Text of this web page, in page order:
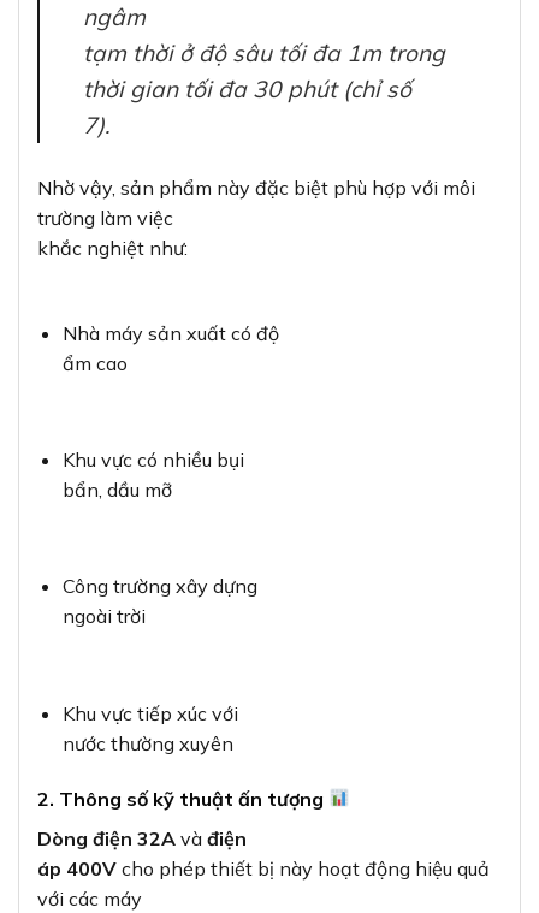
ngâm
tạm thời ở độ sâu tối đa 1m trong
thời gian tối đa 30 phút (chỉ số
7).
Nhờ vậy, sản phẩm này đặc biệt phù hợp với môi
trường làm việc
khắc nghiệt như:
Nhà máy sản xuất có độ
ẩm cao
Khu vực có nhiều bụi
bẩn, dầu mỡ
Công trường xây dựng
ngoài trời
Khu vực tiếp xúc với
nước thường xuyên
2. Thông số kỹ thuật ấn tượng
Dòng điện 32A và điện
áp 400V cho phép thiết bị này hoạt động hiệu quả
với các máy